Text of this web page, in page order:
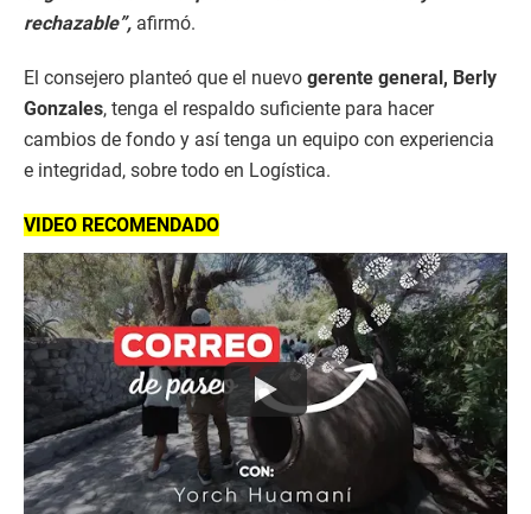
rechazable”, afirmó.
El consejero planteó que el nuevo gerente general, Berly
Gonzales, tenga el respaldo suficiente para hacer
cambios de fondo y así tenga un equipo con experiencia
e integridad, sobre todo en Logística.
VIDEO RECOMENDADO